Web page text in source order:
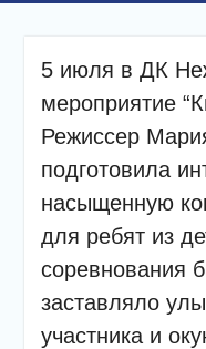
муки.
Дом
Наша
года –
5 июля в ДК
мероприятие
Режиссер
подготовила
насыщенную
для ребят из
соревнования
заставляло
участника и